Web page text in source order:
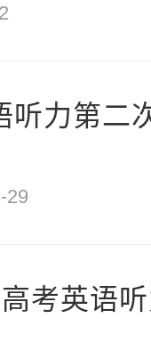
听力第二
29
考英语